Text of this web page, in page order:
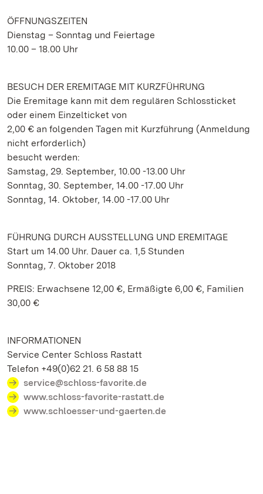
ÖFFNUNGSZEITEN
Dienstag – Sonntag und Feiertage
10.00 – 18.00 Uhr
BESUCH DER EREMITAGE MIT KURZFÜHRUNG
Die Eremitage kann mit dem regulären Schlossticket
oder einem Einzelticket von
2,00 € an folgenden Tagen mit Kurzführung (Anmeldung
nicht erforderlich)
besucht werden:
Samstag, 29. September, 10.00 -13.00 Uhr
Sonntag, 30. September, 14.00 -17.00 Uhr
Sonntag, 14. Oktober, 14.00 -17.00 Uhr
FÜHRUNG DURCH AUSSTELLUNG UND EREMITAGE
Start um 14.00 Uhr. Dauer ca. 1,5 Stunden
Sonntag, 7. Oktober 2018
PREIS: Erwachsene 12,00 €, Ermäßigte 6,00 €, Familien
30,00 €
INFORMATIONEN
Service Center Schloss Rastatt
Telefon +49(0)62 21. 6 58 88 15
service@schloss-favorite.de
www.schloss-favorite-rastatt.de
www.schloesser-und-gaerten.de